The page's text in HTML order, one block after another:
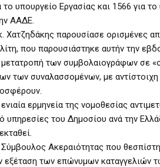
το υπουργείο Εργασίας και 1566 για
ΑΑΔΕ.
Χατζηδάκης παρουσίασε ορισμένες
που παρουσιάστηκε αυτήν την
των συμβολαιογράφων σε
των συναλασσομένων, με
ερμηνεία της νομοθεσίας
υπηρεσίες του Δημοσίου ανά την
Ακεραιότητας που
εξέταση των επώνυμων καταγγελιών